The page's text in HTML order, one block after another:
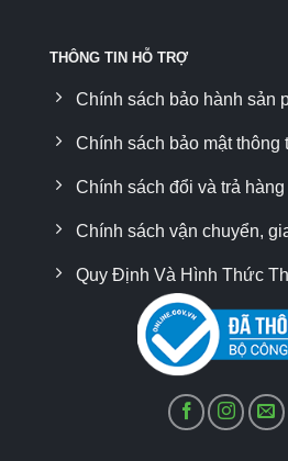
THÔNG TIN HỖ TRỢ
Chính sách bảo hành sản
Chính sách bảo mật thông
Chính sách đổi và trả hàng
Chính sách vận chuyển,
Quy Định Và Hình Thức